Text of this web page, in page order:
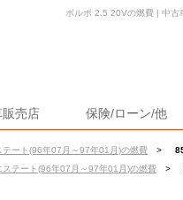
売店 保険/ローン/他
テート(96年07月～97年01月)の燃費 >
ステート(96年07月～97年01月)の燃費 >
ボルボ 2.5 20Vの燃費 | 中古